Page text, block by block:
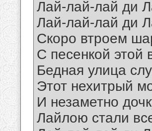
Лай-лай-лай ди
Лай-лай-лай ди
Скоро втроем
С песенкой
Бедная улица
Этот нехитрый
И незаметно
Лайлою стали